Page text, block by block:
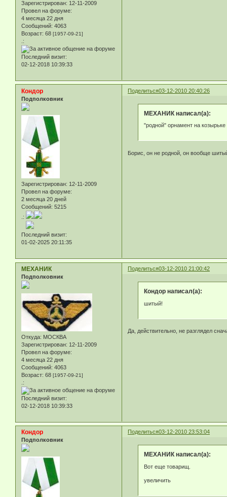
Зарегистрирован: 12-11-2009
Провел на форуме:
4 месяца 22 дня
Сообщений: 4063
Возраст: 68 [1957-09-21]
.:
Последний визит:
02-12-2018 10:39:33
Поделиться03-12-2010 20:40:26
Кондор
Подполковник
Зарегистрирован: 12-11-2009
Провел на форуме:
2 месяца 20 дней
Сообщений: 5215
.:
Последний визит:
01-02-2025 20:11:35
МЕХАНИК написал(а):
"родной" орнамент на козырьке
Борис, он не родной, он вообще
Поделиться03-12-2010 21:00:42
МЕХАНИК
Подполковник
Откуда: МОСКВА
Зарегистрирован: 12-11-2009
Провел на форуме:
4 месяца 22 дня
Сообщений: 4063
Возраст: 68 [1957-09-21]
.:
Последний визит:
02-12-2018 10:39:33
Кондор написал(а):
шитый!
Да, действительно, не разглядел
Поделиться03-12-2010 23:53:04
Кондор
Подполковник
МЕХАНИК написал(а):
Вот еще товарищ.
увеличить